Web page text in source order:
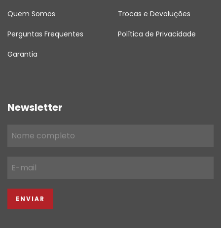
Quem Somos Trocas e Devoluções
Perguntas Frequentes Política de Privacidade
Garantia
Newsletter